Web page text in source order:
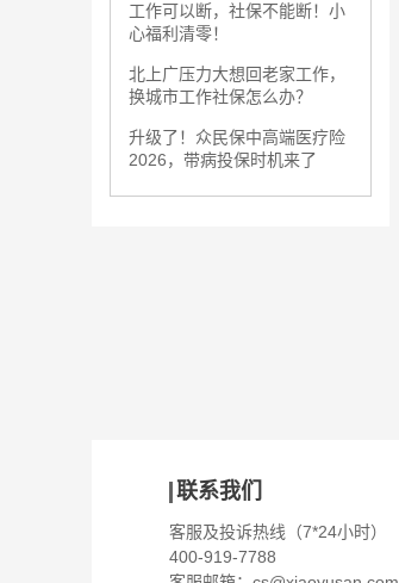
工作可以断，社保不能断！小
心福利清零！
北上广压力大想回老家工作，
换城市工作社保怎么办？
升级了！众民保中高端医疗险
2026，带病投保时机来了
联系我们
客服及投诉热线（7*24小时）
400-919-7788